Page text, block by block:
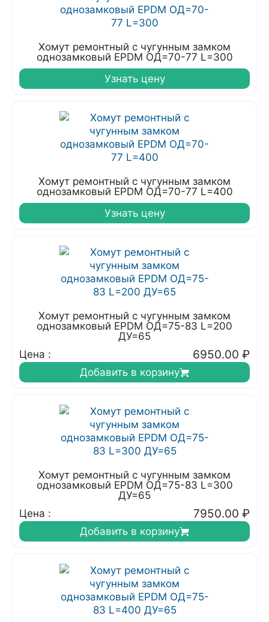
Хомут ремонтный с чугунным замком
однозамковый EPDM ОД=70-77 L=300
Узнать цену
Хомут ремонтный с чугунным замком
однозамковый EPDM ОД=70-77 L=400
Узнать цену
Хомут ремонтный с чугунным замком
однозамковый EPDM ОД=75-83 L=200
ДУ=65
Цена :
6950.00 ₽
Добавить в корзину
Хомут ремонтный с чугунным замком
однозамковый EPDM ОД=75-83 L=300
ДУ=65
Цена :
7950.00 ₽
Добавить в корзину